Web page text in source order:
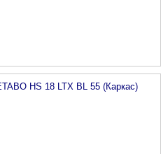
HS 18 LTX BL 55 (Каркас)